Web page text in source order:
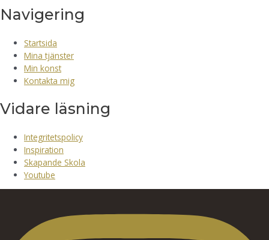
Navigering
Startsida
Mina tjänster
Min konst
Kontakta mig
Vidare läsning
Integritetspolicy
Inspiration
Skapande Skola
Youtube